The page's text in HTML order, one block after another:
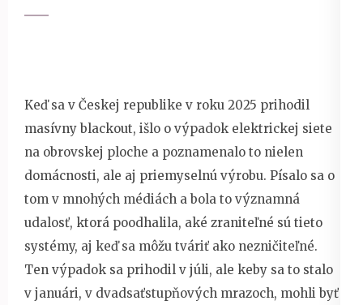
Keď sa v Českej republike v roku 2025 prihodil
masívny blackout, išlo o výpadok elektrickej siete
na obrovskej ploche a poznamenalo to nielen
domácnosti, ale aj priemyselnú výrobu. Písalo sa o
tom v mnohých médiách a bola to významná
udalosť, ktorá poodhalila, aké zraniteľné sú tieto
systémy, aj keď sa môžu tváriť ako nezničiteľné.
Ten výpadok sa prihodil v júli, ale keby sa to stalo
v januári, v dvadsaťstupňových mrazoch, mohli byť